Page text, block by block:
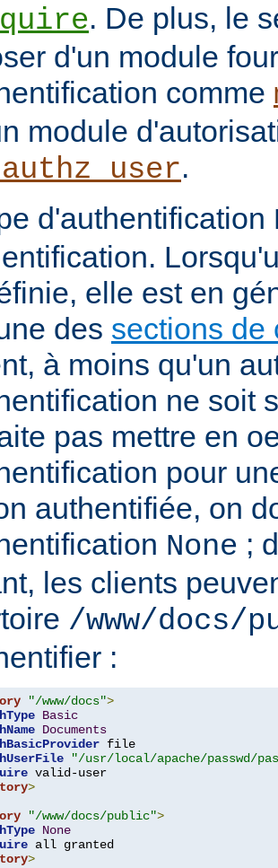
. De plus, le
d'un module
comme
module
.
d'authentification
elle est en
des sections de
à moins qu'un
ne soit
pas mettre en
pour
authentifiée, on
None ;
les clients
/www/docs/
:
"/www/docs">
Basic
Documents
file
"/usr/local/apache/passwd/
>
"/www/docs/public">
None
>